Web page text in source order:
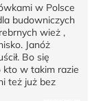
w Polsce
budowniczych
wież ,
Janóż
Bo się
kto w takim razie
też już bez